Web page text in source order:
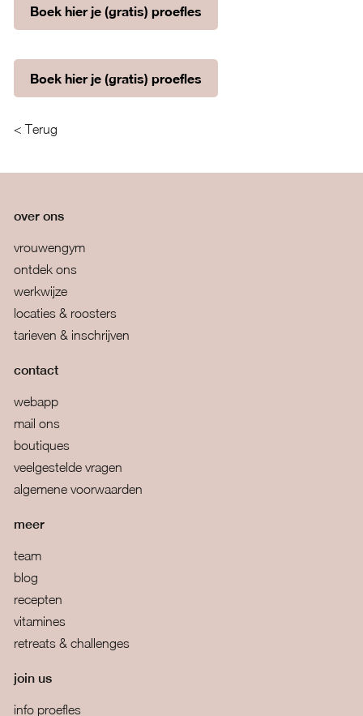
Boek hier je (gratis) proefles
Boek hier je (gratis) proefles
< Terug
over ons
vrouwengym
ontdek ons
werkwijze
locaties & roosters
tarieven & inschrijven
contact
webapp
mail ons
boutiques
veelgestelde vragen
algemene voorwaarden
meer
team
blog
recepten
vitamines
retreats & challenges
join us
info proefles